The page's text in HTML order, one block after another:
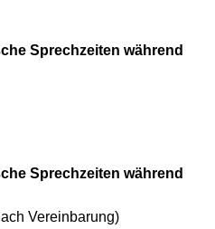
Sprechzeiten während
Sprechzeiten während
Vereinbarung)